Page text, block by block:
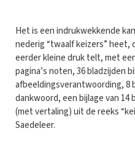
Het is een indrukwekkende
nederig “twaalf keizers” heet,
eerder kleine druk telt, met
pagina’s noten, 36 bladzijden
afbeeldingsverantwoording, 8
dankwoord, een bijlage van 14
(met vertaling) uit de reeks
Saedeleer.